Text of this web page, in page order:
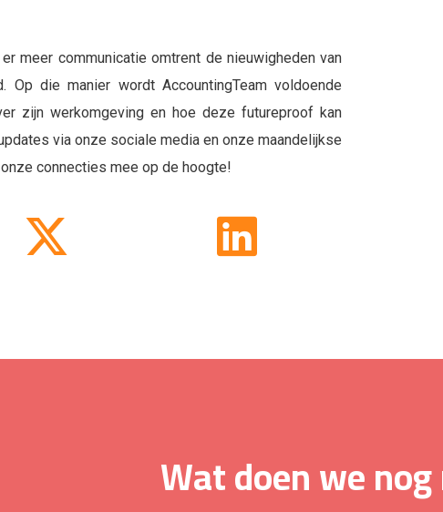
meer communicatie omtrent de nieuwigheden van
Op die manier wordt AccountingTeam voldoende
zijn werkomgeving en hoe deze futureproof kan
via onze sociale media en onze maandelijkse
connecties mee op de hoogte!
Wat doen we